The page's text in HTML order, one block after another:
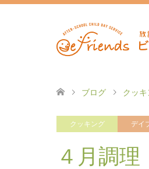
ブログ クッ
クッキング デイ
４月調理